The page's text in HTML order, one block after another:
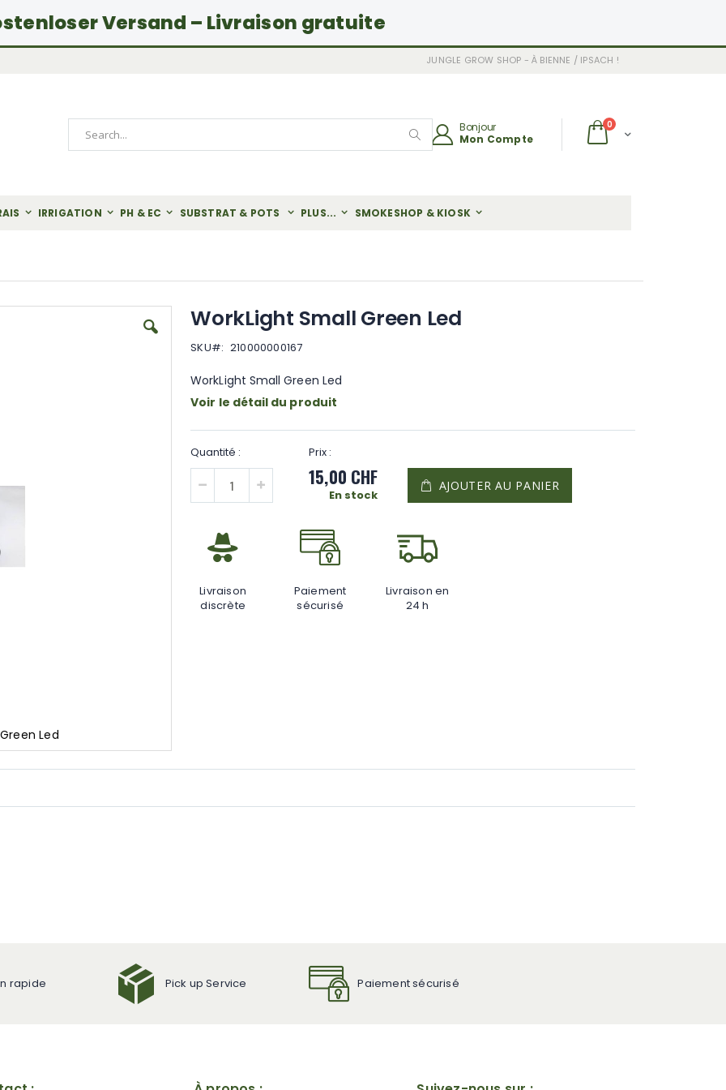
Versand – Livraison gratuite
JUNGLE GROW SHOP - À BIENNE / IPSACH !
Chariot
0articles
Rechercher
Bonjour
Mon Compte
IRRIGATION PH & EC SUBSTRAT & POTS PLUS... SMOKESHOP & KIOSK
Led
WorkLight Small Green Led
SKU 210000000167
WorkLight Small Green Led
Voir le détail du produit
15,00 CHF
En stock
AJOUTER AU PANIER
Livraison
discrète
Paiement
sécurisé
Livraison en
24 h
rapide Pick up Service Paiement sécurisé